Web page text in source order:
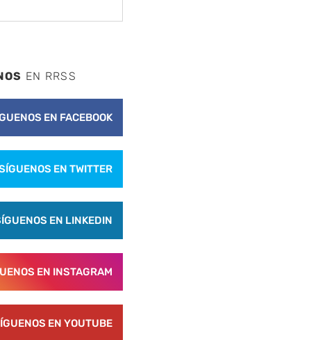
EN RRSS
EN FACEBOOK
EN TWITTER
EN LINKEDIN
EN INSTAGRAM
EN YOUTUBE